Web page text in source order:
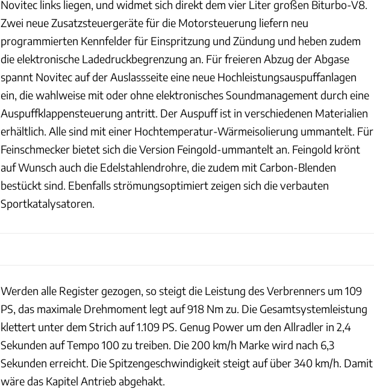
Novitec links liegen, und widmet sich direkt dem vier Liter großen Biturbo-V8.
Zwei neue Zusatzsteuergeräte für die Motorsteuerung liefern neu
programmierten Kennfelder für Einspritzung und Zündung und heben zudem
die elektronische Ladedruckbegrenzung an. Für freieren Abzug der Abgase
spannt Novitec auf der Auslassseite eine neue Hochleistungsauspuffanlagen
ein, die wahlweise mit oder ohne elektronisches Soundmanagement durch eine
Auspuffklappensteuerung antritt. Der Auspuff ist in verschiedenen Materialien
erhältlich. Alle sind mit einer Hochtemperatur-Wärmeisolierung ummantelt. Für
Feinschmecker bietet sich die Version Feingold-ummantelt an. Feingold krönt
auf Wunsch auch die Edelstahlendrohre, die zudem mit Carbon-Blenden
bestückt sind. Ebenfalls strömungsoptimiert zeigen sich die verbauten
Sportkatalysatoren.
Werden alle Register gezogen, so steigt die Leistung des Verbrenners um 109
PS, das maximale Drehmoment legt auf 918 Nm zu. Die Gesamtsystemleistung
klettert unter dem Strich auf 1.109 PS. Genug Power um den Allradler in 2,4
Sekunden auf Tempo 100 zu treiben. Die 200 km/h Marke wird nach 6,3
Sekunden erreicht. Die Spitzengeschwindigkeit steigt auf über 340 km/h. Damit
wäre das Kapitel Antrieb abgehakt.